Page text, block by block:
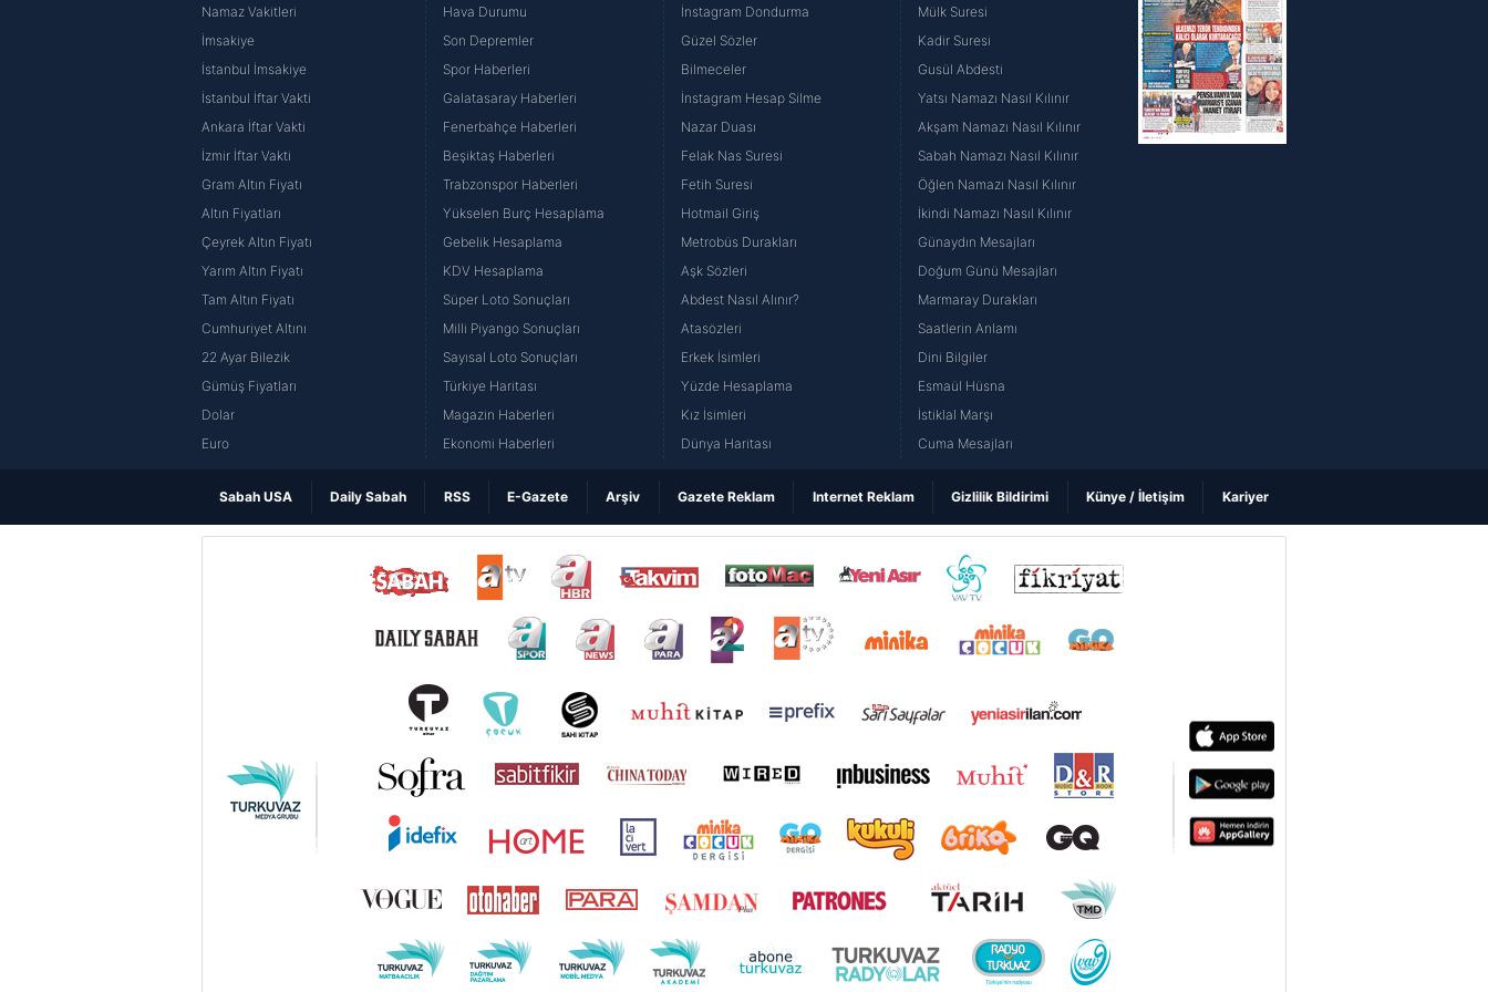
Namaz Vakitleri
İmsakiye
İstanbul İmsakiye
İstanbul İftar Vakti
Ankara İftar Vakti
İzmir İftar Vakti
Gram Altın Fiyatı
Altın Fiyatları
Çeyrek Altın Fiyatı
Yarım Altın Fiyatı
Tam Altın Fiyatı
Cumhuriyet Altını
22 Ayar Bilezik
Gümüş Fiyatları
Dolar
Euro
Hava Durumu
Son Depremler
Spor Haberleri
Galatasaray Haberleri
Fenerbahçe Haberleri
Beşiktaş Haberleri
Trabzonspor Haberleri
Yükselen Burç Hesaplama
Gebelik Hesaplama
KDV Hesaplama
Süper Loto Sonuçları
Milli Piyango Sonuçları
Sayısal Loto Sonuçları
Türkiye Haritası
Magazin Haberleri
Ekonomi Haberleri
İnstagram Dondurma
Güzel Sözler
Bilmeceler
İnstagram Hesap Silme
Nazar Duası
Felak Nas Suresi
Fetih Suresi
Hotmail Giriş
Metrobüs Durakları
Aşk Sözleri
Abdest Nasıl Alınır?
Atasözleri
Erkek İsimleri
Yüzde Hesaplama
Kız İsimleri
Dünya Haritası
Mülk Suresi
Kadir Suresi
Gusül Abdesti
Yatsı Namazı Nasıl Kılınır
Akşam Namazı Nasıl Kılınır
Sabah Namazı Nasıl Kılınır
Öğlen Namazı Nasıl Kılınır
İkindi Namazı Nasıl Kılınır
Günaydın Mesajları
Doğum Günü Mesajları
Marmaray Durakları
Saatlerin Anlamı
Dini Bilgiler
Esmaül Hüsna
İstiklal Marşı
Cuma Mesajları
Sabah USA Daily Sabah RSS E-Gazete Arşiv Gazete Reklam Internet Reklam Gizlilik Bildirimi Künye / İletişim Kariyer